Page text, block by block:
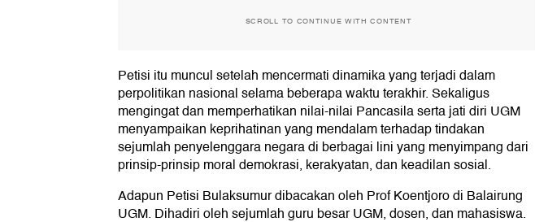
SCROLL TO CONTINUE WITH CONTENT
Petisi itu muncul setelah mencermati dinamika yang terjadi dalam
perpolitikan nasional selama beberapa waktu terakhir. Sekaligus
mengingat dan memperhatikan nilai-nilai Pancasila serta jati diri UGM
menyampaikan keprihatinan yang mendalam terhadap tindakan
sejumlah penyelenggara negara di berbagai lini yang menyimpang dari
prinsip-prinsip moral demokrasi, kerakyatan, dan keadilan sosial.
Adapun Petisi Bulaksumur dibacakan oleh Prof Koentjoro di Balairung
UGM. Dihadiri oleh sejumlah guru besar UGM, dosen, dan mahasiswa.